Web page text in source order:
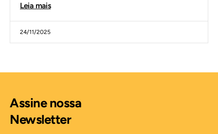
Leia mais
24/11/2025
Assine nossa
Newsletter